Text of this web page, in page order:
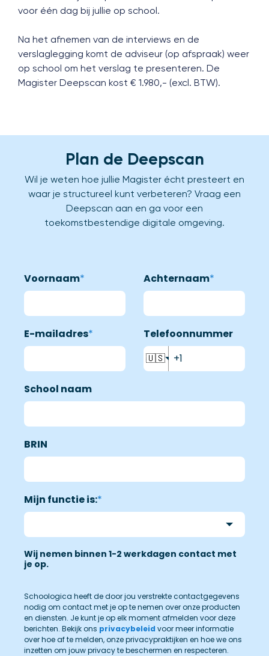
voor één dag bij jullie op school.
Na het afnemen van de interviews en de
verslaglegging komt de adviseur (op afspraak) weer
op school om het verslag te presenteren. De
Magister Deepscan kost € 1.980,- (excl. BTW).
Plan de Deepscan
Wil je weten hoe jullie Magister écht presteert en
waar je structureel kunt verbeteren? Vraag een
Deepscan aan en ga voor een
toekomstbestendige digitale omgeving.
Voornaam* Achternaam*
E-mailadres* Telefoonnummer
🇺🇸
School naam
BRIN
Mijn functie is:*
Wij nemen binnen 1-2 werkdagen contact met
je op.
Schoologica heeft de door jou verstrekte contactgegevens
nodig om contact met je op te nemen over onze producten
en diensten. Je kunt je op elk moment afmelden voor deze
berichten. Bekijk ons privacybeleid voor meer informatie
over hoe af te melden, onze privacypraktijken en hoe we ons
inzetten om jouw privacy te beschermen en respecteren.